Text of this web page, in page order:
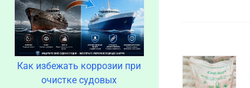
Как избежать коррозии при
очистке судовых